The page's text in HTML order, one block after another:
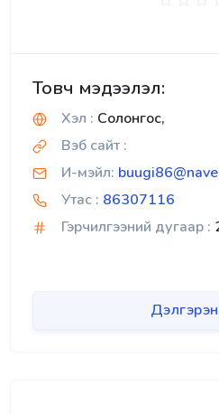
Товч мэдээлэл:
Хэл : Солонгос,
Вэб сайт :
И-мэйл:
Утас : 86307116
Гэрчилгээний дугаар :